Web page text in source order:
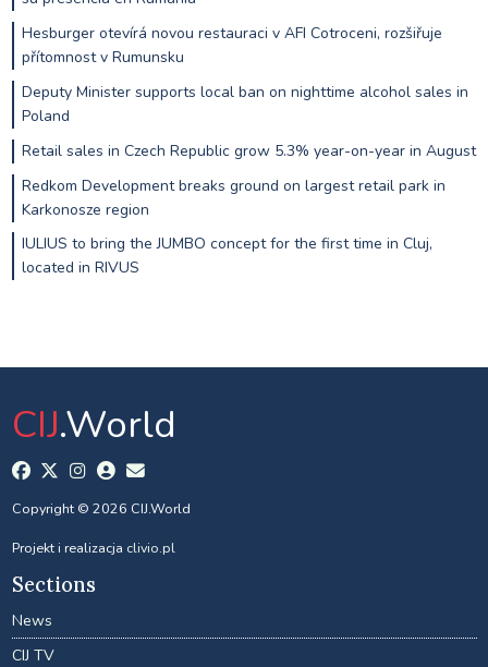
Hesburger otevírá novou restauraci v AFI Cotroceni, rozšiřuje
přítomnost v Rumunsku
Deputy Minister supports local ban on nighttime alcohol sales in
Poland
Retail sales in Czech Republic grow 5.3% year-on-year in August
Redkom Development breaks ground on largest retail park in
Karkonosze region
IULIUS to bring the JUMBO concept for the first time in Cluj,
located in RIVUS
CIJ.World
Copyright © 2026 CIJ.World
Projekt i realizacja clivio.pl
Sections
News
CIJ TV